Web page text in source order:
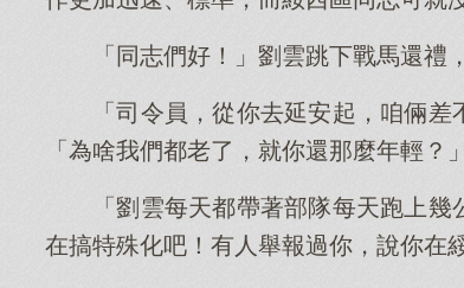
「同志們好！」劉雲跳下戰馬還禮
「司令員，從你去延安起，咱倆
「為啥我們都老了，就你還那麼年輕？」
「劉雲每天都帶著部隊每天跑上
在搞特殊化吧！有人舉報過你，說你在